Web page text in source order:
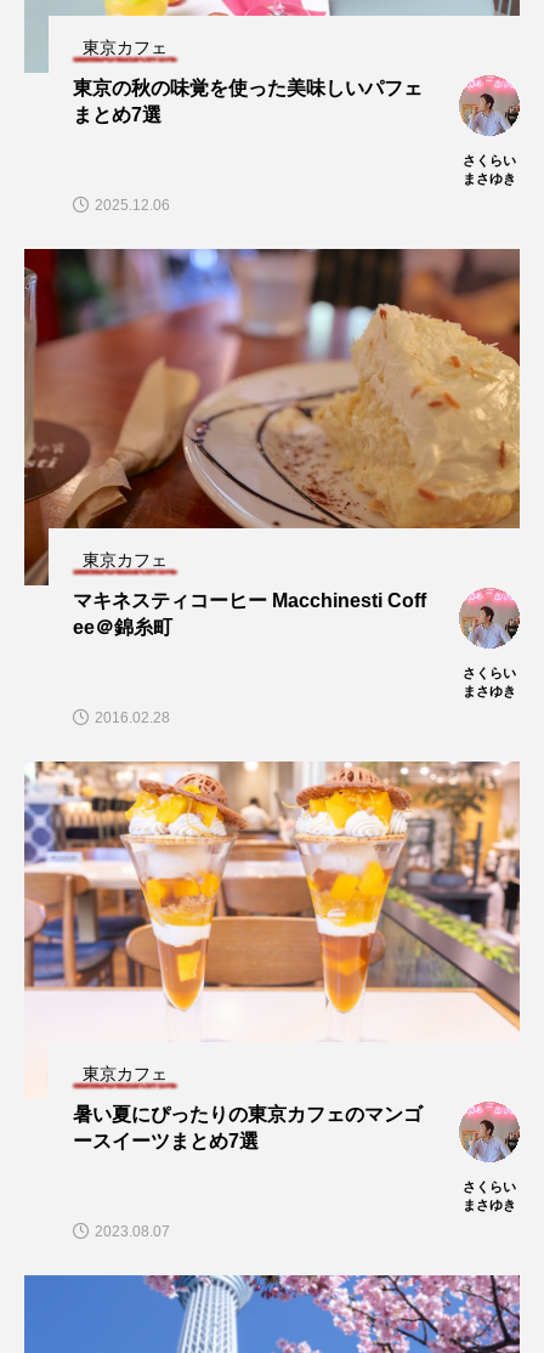
東京カフェ
東京の秋の味覚を使った美味しいパフェ
まとめ7選
さくらい
まさゆき
2025.12.06
東京カフェ
マキネスティコーヒー Macchinesti Coff
ee＠錦糸町
さくらい
まさゆき
2016.02.28
東京カフェ
暑い夏にぴったりの東京カフェのマンゴ
ースイーツまとめ7選
さくらい
まさゆき
2023.08.07